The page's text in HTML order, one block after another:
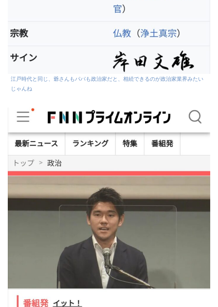
江戸時代と同じ、爺さんもパパも政治家だと、相続できるのが政治家業界みたい
じゃんね